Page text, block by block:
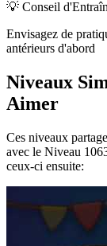
💡 Conseil
Envisagez de
antérieurs d'abord
Niveaux
Aimer
Ces niveaux
avec le Niveau
ceux-ci ensuite: